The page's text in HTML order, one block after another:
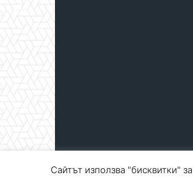
© Blagoevgrad.EU 2010 -
Сайтът използва "бисквитки"